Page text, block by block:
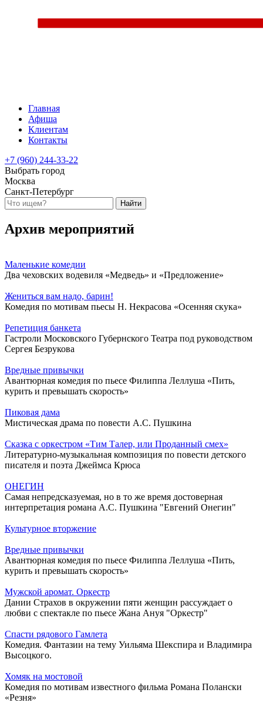
Главная
Афиша
Клиентам
Контакты
+7 (960) 244-33-22
Выбрать город
Москва
Санкт-Петербург
Архив мероприятий
Маленькие комедии
Два чеховских водевиля «Медведь» и «Предложение»
Жениться вам надо, барин!
Комедия по мотивам пьесы Н. Некрасова «Осенняя скука»
Репетиция банкета
Гастроли Московского Губернского Театра под руководством
Сергея Безрукова
Вредные привычки
Авантюрная комедия по пьесе Филиппа Леллуша «Пить,
курить и превышать скорость»
Пиковая дама
Мистическая драма по повести А.С. Пушкина
Сказка с оркестром «Тим Талер, или Проданный смех»
Литературно-музыкальная композиция по повести детского
писателя и поэта Джеймса Крюса
ОНЕГИН
Самая непредсказуемая, но в то же время достоверная
интерпретация романа А.С. Пушкина "Евгений Онегин"
Культурное вторжение
Вредные привычки
Авантюрная комедия по пьесе Филиппа Леллуша «Пить,
курить и превышать скорость»
Мужской аромат. Оркестр
Дании Страхов в окружении пяти женщин рассуждает о
любви с спектакле по пьесе Жана Ануя "Оркестр"
Спасти рядового Гамлета
Комедия. Фантазии на тему Уильяма Шекспира и Владимира
Высоцкого.
Хомяк на мостовой
Комедия по мотивам известного фильма Романа Полански
«Резня»